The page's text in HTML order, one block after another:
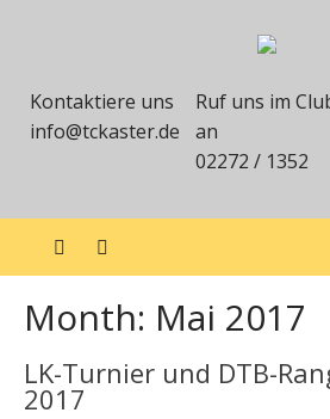
Kontaktiere uns
info@tckaster.de
Ruf uns im
an
02272 / 1352
Month: Mai 2017
LK-Turnier und DTB-
2017